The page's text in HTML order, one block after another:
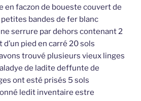
en faczon de boueste couvert de
bandes de fer blanc
serrure par dehors contenant 2
pied en carré 20 sols
trouvé plusieurs vieux linges
de ladite deffunte de
ont esté prisés 5 sols
ledit inventaire estre